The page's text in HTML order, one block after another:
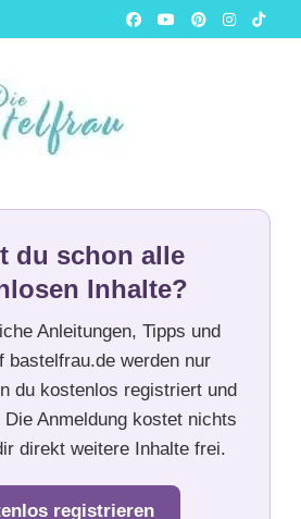
du schon alle
Inhalte?
Anleitungen, Tipps und
bastelfrau.de werden nur
du kostenlos registriert und
Anmeldung kostet nichts
direkt weitere Inhalte frei.
registrieren